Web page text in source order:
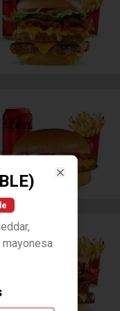
Close